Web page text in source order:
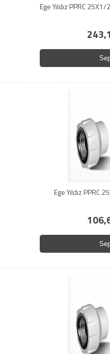
Ege Yıldız PPRC
Ege Yıldız PPRC